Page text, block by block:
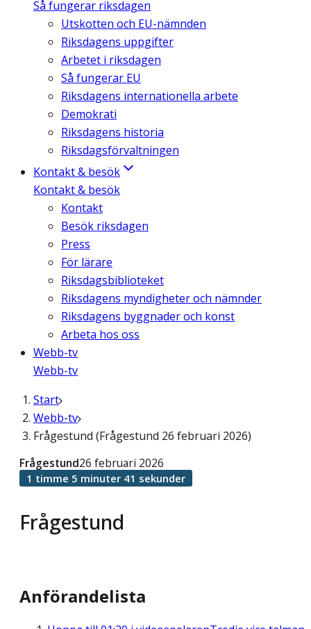
Så fungerar riksdagen
Utskotten och EU-nämnden
Riksdagens uppgifter
Arbetet i riksdagen
Så fungerar EU
Riksdagens internationella arbete
Demokrati
Riksdagens historia
Riksdagsförvaltningen
Kontakt & besök
Kontakt & besök
Kontakt
Besök riksdagen
Press
För lärare
Riksdagsbiblioteket
Riksdagens myndigheter och nämnder
Riksdagens byggnader och konst
Arbeta hos oss
Webb-tv
Webb-tv
Start
Webb-tv
Frågestund (Frågestund 26 februari 2026)
Frågestund
Frågestund26 februari 2026
1 timme 5 minuter 41 sekunder
Anförandelista